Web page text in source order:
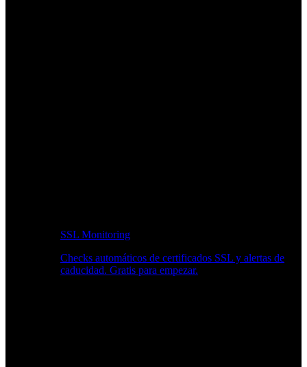
SSL Monitoring
Checks automáticos de certificados SSL y alertas de
caducidad. Gratis para empezar.